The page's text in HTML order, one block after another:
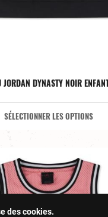
JORDAN DYNASTY NOIR
SÉLECTIONNER LES OPTIONS
des cookies.